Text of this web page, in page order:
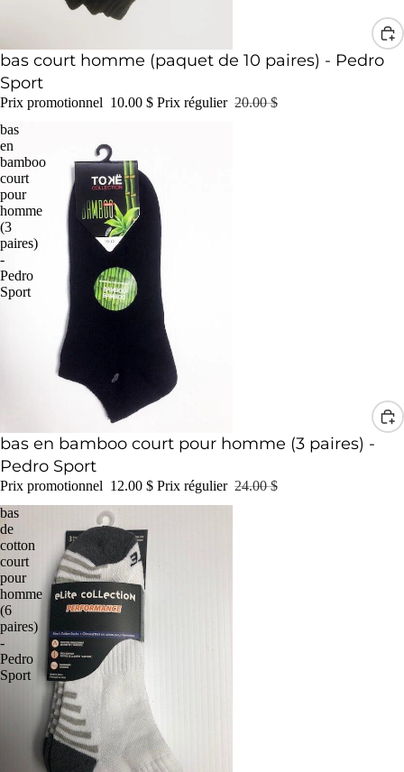
Promotion
bas court homme (paquet de 10 paires) - Pedro
Sport
Prix promotionnel 10.00 $ Prix régulier 20.00 $
bas
en
bamboo
court
pour
homme
(3
paires)
-
Pedro
Sport
Promotion
bas en bamboo court pour homme (3 paires) -
Pedro Sport
Prix promotionnel 12.00 $ Prix régulier 24.00 $
bas
de
cotton
court
pour
homme
(6
paires)
-
Pedro
Sport